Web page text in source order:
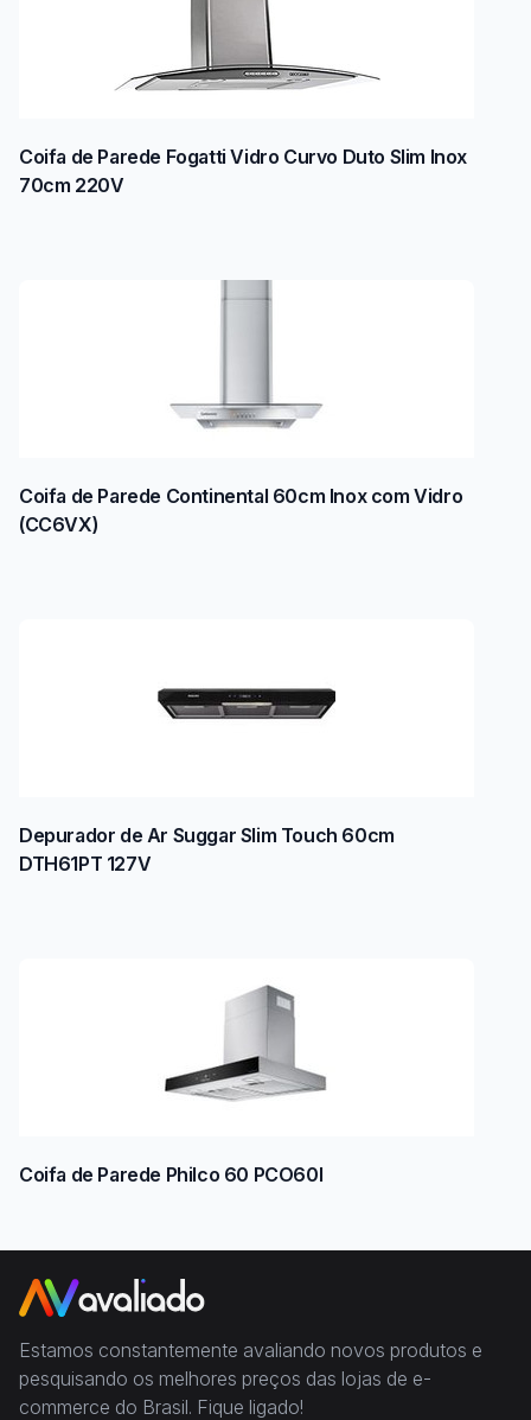
Coifa de Parede Fogatti Vidro Curvo Duto Slim Inox
70cm 220V
Coifa de Parede Continental 60cm Inox com Vidro
(CC6VX)
Depurador de Ar Suggar Slim Touch 60cm
DTH61PT 127V
Coifa de Parede Philco 60 PCO60I
Estamos constantemente avaliando novos produtos e
pesquisando os melhores preços das lojas de e-
commerce do Brasil. Fique ligado!